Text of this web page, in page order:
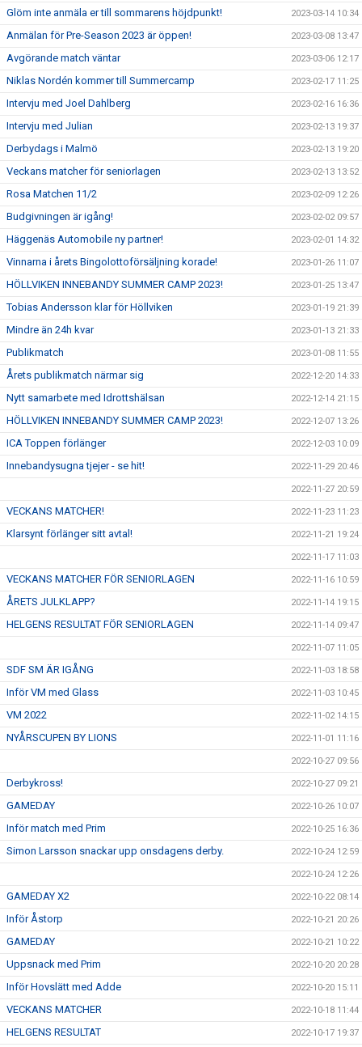
Glöm inte anmäla er till sommarens höjdpunkt! 2023-03-14 10:34
Anmälan för Pre-Season 2023 är öppen! 2023-03-08 13:47
Avgörande match väntar 2023-03-06 12:17
Niklas Nordén kommer till Summercamp 2023-02-17 11:25
Intervju med Joel Dahlberg 2023-02-16 16:36
Intervju med Julian 2023-02-13 19:37
Derbydags i Malmö 2023-02-13 19:20
Veckans matcher för seniorlagen 2023-02-13 13:52
Rosa Matchen 11/2 2023-02-09 12:26
Budgivningen är igång! 2023-02-02 09:57
Häggenäs Automobile ny partner! 2023-02-01 14:32
Vinnarna i årets Bingolottoförsäljning korade! 2023-01-26 11:07
HÖLLVIKEN INNEBANDY SUMMER CAMP 2023! 2023-01-25 13:47
Tobias Andersson klar för Höllviken 2023-01-19 21:39
Mindre än 24h kvar 2023-01-13 21:33
Publikmatch 2023-01-08 11:55
Årets publikmatch närmar sig 2022-12-20 14:33
Nytt samarbete med Idrottshälsan 2022-12-14 21:15
HÖLLVIKEN INNEBANDY SUMMER CAMP 2023! 2022-12-07 13:26
ICA Toppen förlänger 2022-12-03 10:09
Innebandysugna tjejer - se hit! 2022-11-29 20:46
2022-11-27 20:59
VECKANS MATCHER! 2022-11-23 11:23
Klarsynt förlänger sitt avtal! 2022-11-21 19:24
2022-11-17 11:03
VECKANS MATCHER FÖR SENIORLAGEN 2022-11-16 10:59
ÅRETS JULKLAPP? 2022-11-14 19:15
HELGENS RESULTAT FÖR SENIORLAGEN 2022-11-14 09:47
2022-11-07 11:05
SDF SM ÄR IGÅNG 2022-11-03 18:58
Inför VM med Glass 2022-11-03 10:45
VM 2022 2022-11-02 14:15
NYÅRSCUPEN BY LIONS 2022-11-01 11:16
2022-10-27 09:56
Derbykross! 2022-10-27 09:21
GAMEDAY 2022-10-26 10:07
Inför match med Prim 2022-10-25 16:36
Simon Larsson snackar upp onsdagens derby. 2022-10-24 12:59
2022-10-24 12:26
GAMEDAY X2 2022-10-22 08:14
Inför Åstorp 2022-10-21 20:26
GAMEDAY 2022-10-21 10:22
Uppsnack med Prim 2022-10-20 20:28
Inför Hovslätt med Adde 2022-10-20 15:11
VECKANS MATCHER 2022-10-18 11:44
HELGENS RESULTAT 2022-10-17 19:37